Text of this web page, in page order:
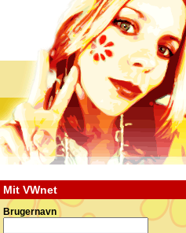
Mit VWnet
Brugernavn